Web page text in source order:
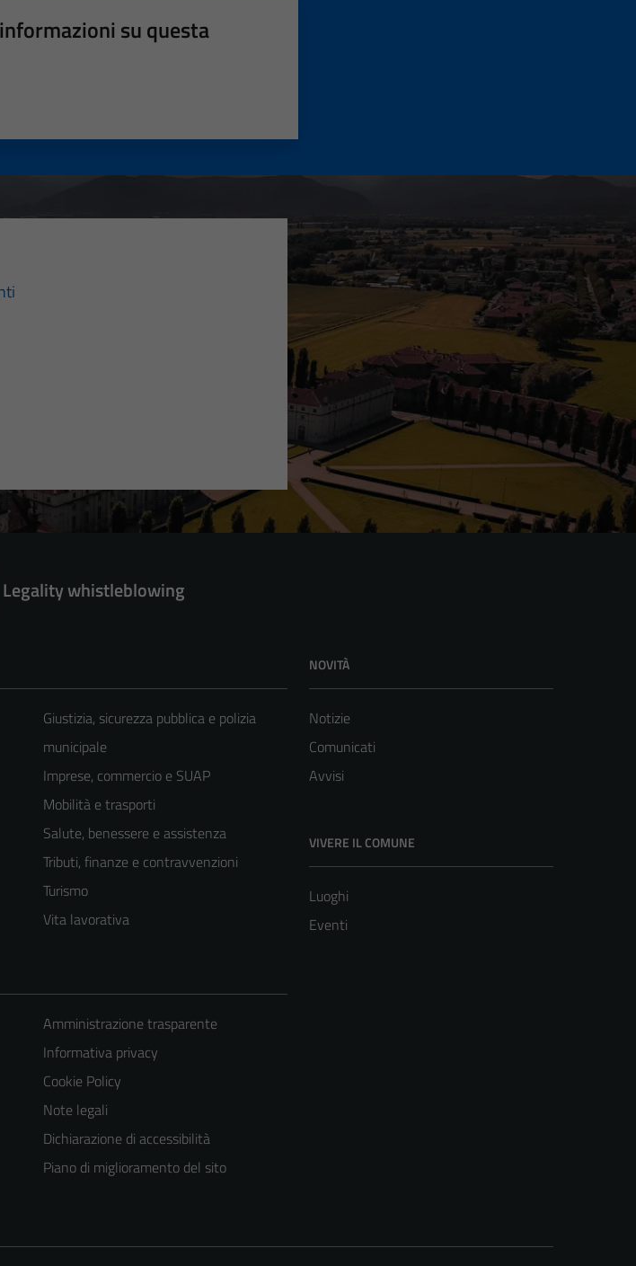
su questa
Legality whistleblowing
Giustizia, sicurezza pubblica e polizia
municipale
Imprese, commercio e SUAP
Mobilità e trasporti
Salute, benessere e assistenza
Tributi, finanze e contravvenzioni
Turismo
Vita lavorativa
NOVITÀ
Notizie
Comunicati
Avvisi
VIVERE IL COMUNE
Luoghi
Eventi
Amministrazione trasparente
Informativa privacy
Cookie Policy
Note legali
Dichiarazione di accessibilità
Piano di miglioramento del sito
Tecnici
Questi cookie
per il
possono